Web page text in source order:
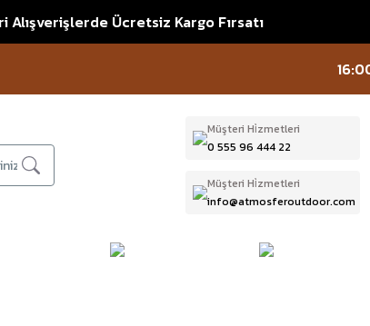
Alışverişlerde Ücretsiz Kargo Fırsatı
16:00'A
Müşteri Hi̇zmetleri
0 555 96 444 22
Müşteri Hi̇zmetleri
info@atmosferoutdoor.com